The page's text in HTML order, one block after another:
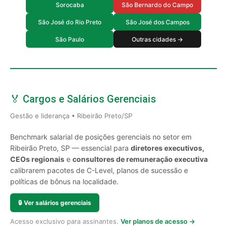
Sorocaba São Bernardo do Campo
São José do Rio Preto São José dos Campos
São Paulo Outras cidades →
🏅 Cargos e Salários Gerenciais
Gestão e liderança • Ribeirão Preto/SP
Benchmark salarial de posições gerenciais no setor em
Ribeirão Preto, SP — essencial para diretores executivos,
CEOs regionais e consultores de remuneração executiva
calibrarem pacotes de C-Level, planos de sucessão e
políticas de bônus na localidade.
🔒 Ver salários gerenciais
Acesso exclusivo para assinantes. Ver planos de acesso →